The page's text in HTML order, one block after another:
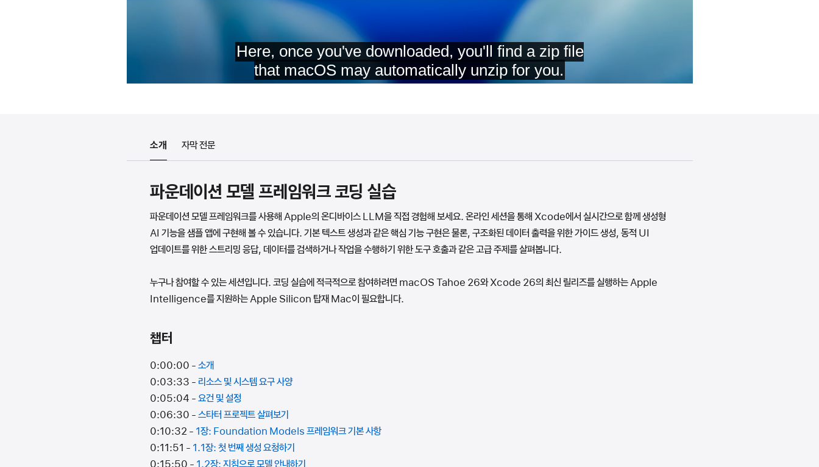
소개 자막 전문
파운데이션 모델 프레임워크 코딩 실습
파운데이션 모델 프레임워크를 사용해 Apple의 온디바이스 LLM을 직접 경험해 보세요. 온라인 세션을 통해 Xcode에서 실시간으로 함께 생성형
AI 기능을 샘플 앱에 구현해 볼 수 있습니다. 기본 텍스트 생성과 같은 핵심 기능 구현은 물론, 구조화된 데이터 출력을 위한 가이드 생성, 동적 UI
업데이트를 위한 스트리밍 응답, 데이터를 검색하거나 작업을 수행하기 위한 도구 호출과 같은 고급 주제를 살펴봅니다.
누구나 참여할 수 있는 세션입니다. 코딩 실습에 적극적으로 참여하려면 macOS Tahoe 26와 Xcode 26의 최신 릴리즈를 실행하는 Apple
Intelligence를 지원하는 Apple Silicon 탑재 Mac이 필요합니다.
챕터
0:00:00 -소개
0:03:33 - 리소스 및 시스템 요구 사양
0:05:04 -요건 및 설정
0:06:30 -스타터 프로젝트 살펴보기
0:10:32 - 1장: Foundation Models 프레임워크 기본 사항
0:11:51 - 1.1장: 첫 번째 생성 요청하기
0:15:50 - 1.2장: 지침으로 모델 안내하기